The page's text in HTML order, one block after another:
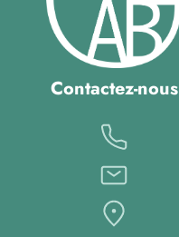
Contactez-nous